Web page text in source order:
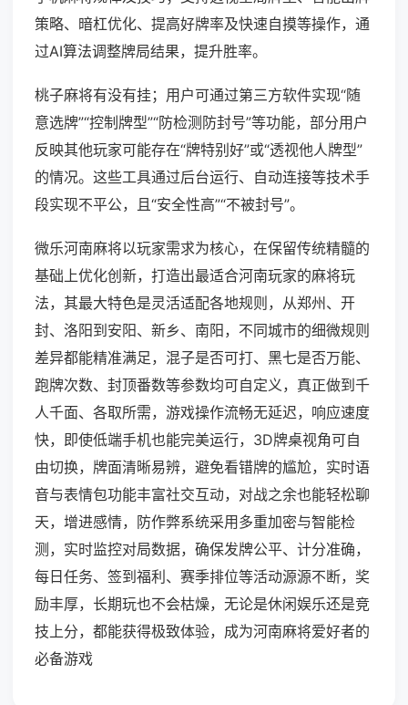
策略、暗杠优化、提高好牌率及快速自摸等操作，通
过AI算法调整牌局结果，提升胜率。
桃子麻将有没有挂；用户可通过第三方软件实现“随
意选牌”“控制牌型”“防检测防封号”等功能，部分用户
反映其他玩家可能存在“牌特别好”或“透视他人牌型”
的情况。这些工具通过后台运行、自动连接等技术手
段实现不平公，且“安全性高”“不被封号”。
微乐河南麻将以玩家需求为核心，在保留传统精髓的
基础上优化创新，打造出最适合河南玩家的麻将玩
法，其最大特色是灵活适配各地规则，从郑州、开
封、洛阳到安阳、新乡、南阳，不同城市的细微规则
差异都能精准满足，混子是否可打、黑七是否万能、
跑牌次数、封顶番数等参数均可自定义，真正做到千
人千面、各取所需，游戏操作流畅无延迟，响应速度
快，即使低端手机也能完美运行，3D牌桌视角可自
由切换，牌面清晰易辨，避免看错牌的尴尬，实时语
音与表情包功能丰富社交互动，对战之余也能轻松聊
天，增进感情，防作弊系统采用多重加密与智能检
测，实时监控对局数据，确保发牌公平、计分准确，
每日任务、签到福利、赛季排位等活动源源不断，奖
励丰厚，长期玩也不会枯燥，无论是休闲娱乐还是竞
技上分，都能获得极致体验，成为河南麻将爱好者的
必备游戏